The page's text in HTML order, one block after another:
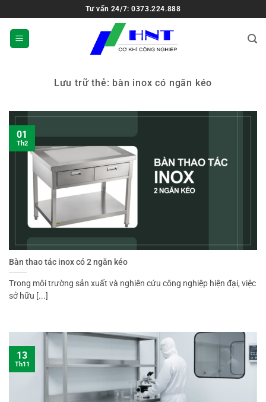
Tư vấn 24/7: 0373.224.888
Lưu trữ thẻ: bàn inox có ngăn kéo
Bàn thao tác inox có 2 ngăn kéo
Trong môi trường sản xuất và nghiên cứu công nghiệp hiện đại, việc
sở hữu [...]
01
Th2
13
Th11